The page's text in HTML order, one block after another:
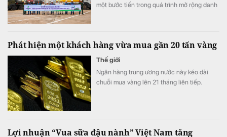
một bước tiến trong quá trình mở rộng danh
Phát hiện một khách hàng vừa mua gần 20 tấn vàng
Thế giới
Ngân hàng trung ương nước này kéo dài
chuỗi mua vàng lên 21 tháng liên tiếp.
Lợi nhuận “Vua sữa đậu nành” Việt Nam tăng